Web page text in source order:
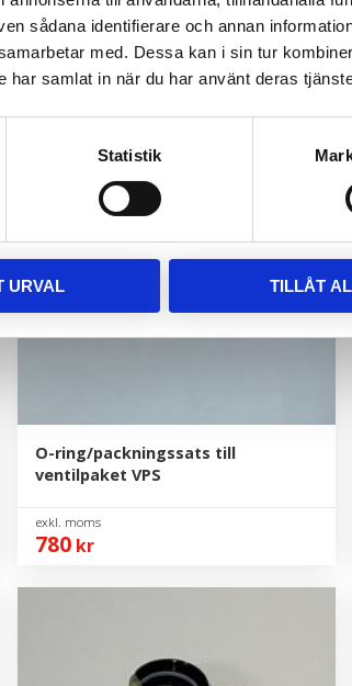
sådana identifierare och annan
med. Dessa kan i sin tur
har samlat in när du har använt deras
Statistik
URVAL TILLÅT
370kr
O-ring/packningssats till
ventilpaket VPS
780 kr